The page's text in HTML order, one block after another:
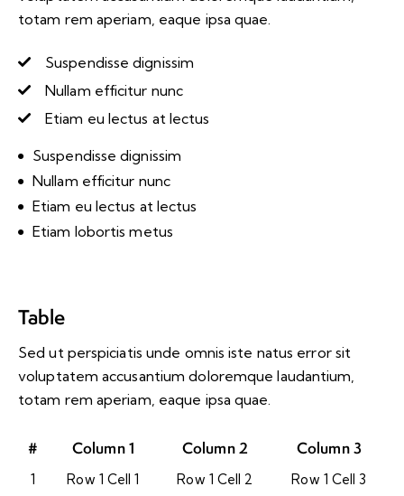
totam rem aperiam, eaque ipsa quae.
Suspendisse dignissim
Nullam efficitur nunc
Etiam eu lectus at lectus
Suspendisse dignissim
Nullam efficitur nunc
Etiam eu lectus at lectus
Etiam lobortis metus
Table
Sed ut perspiciatis unde omnis iste natus error sit
voluptatem accusantium doloremque laudantium,
totam rem aperiam, eaque ipsa quae.
# Column 1 Column 2 Column 3
1 Row 1 Cell 1 Row 1 Cell 2
Row 1 Cell 3